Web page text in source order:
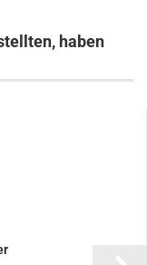
haben